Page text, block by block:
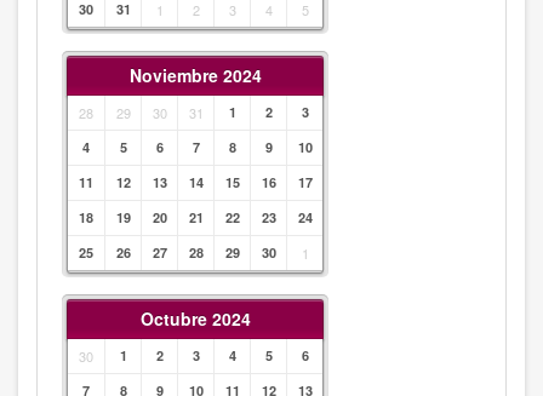
30
31 1 2 3 4 5
Noviembre 2024
28 29 30 31 1 2
3
4
5 6 7 8 9
10
11
12 13 14 15 16
17
18
19 20 21 22 23
24
25
26 27 28 29 30 1
Octubre 2024
30 1 2 3 4 5
6
7
8 9 10 11 12
13